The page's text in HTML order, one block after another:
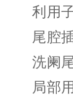
利用
尾腔
洗阑
局部